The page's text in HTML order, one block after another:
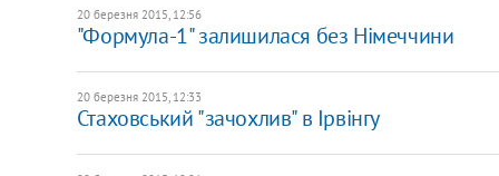
20 березня 2015, 12:56
"Формула-1" залишилася без Німеччини
20 березня 2015, 12:33
Стаховський "зачохлив" в Ірвінгу